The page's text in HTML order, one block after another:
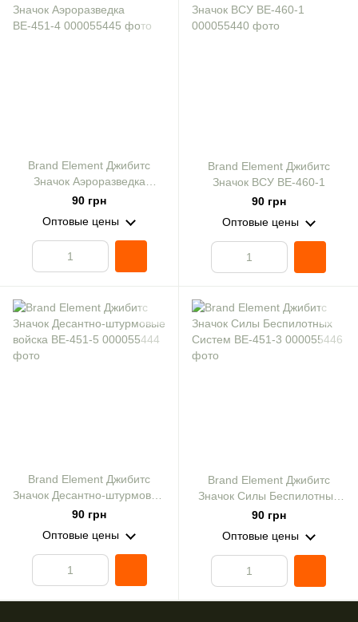
Brand Element Джибитс
Значок Аэроразведка
ВЕ-451-4
90 грн
Оптовые цены
Brand Element Джибитс
Значок ВСУ ВЕ-460-1
90 грн
Оптовые цены
Brand Element Джибитс
Значок Десантно-штурмовые
войска ВЕ-451-5
90 грн
Оптовые цены
Brand Element Джибитс
Значок Силы Беспилотных
Систем ВЕ-451-3
90 грн
Оптовые цены